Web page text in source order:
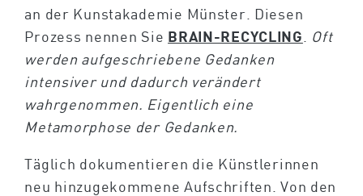
an der Kunstakademie Münster. Diesen
Prozess nennen Sie BRAIN-RECYCLING
Oft
werden aufgeschriebene Gedanken
intensiver und dadurch verändert
wahrgenommen. Eigentlich eine
Metamorphose der Gedanken.
Täglich dokumentieren die Künstlerinnen
neu hinzugekommene Aufschriften. Von den